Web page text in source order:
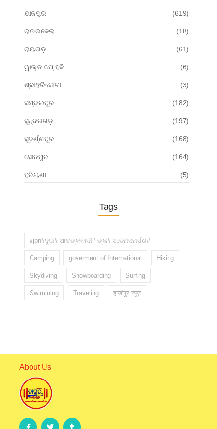
ଯାଜପୁର (619)
ରାଉରକେଲା (18)
ରାୟଗଡ଼ା (61)
ୱାଲ୍ଡ କପ୍ ହକି (6)
ଶ୍ରୀହରିକୋଟା (3)
ସମ୍ବଲପୁର (182)
ସୁନ୍ଦରଗଡ଼ (197)
ସୁବର୍ଣ୍ଣପୁର (168)
ସୋନପୁର (164)
ହରିୟଣା (5)
Tags
#jbn#ଦୁଇ# ଆତଙ୍କବାଦୀ# ଙ୍କ# ଆତ୍ମସମର୍ପଣ#
Camping goverment of International Hiking
Skydiving Snowboarding Surfing
Swimming Traveling हाजीपुर न्यूज़
About Us